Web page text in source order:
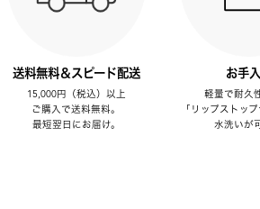
送料無料＆スピード配送
15,000円（税込）以上
ご購入で送料無料。
最短翌日にお届け。
お手
軽量で耐久
「リップストッ
水洗いが